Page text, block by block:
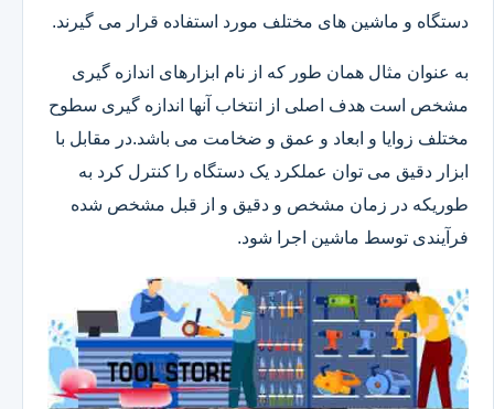
دستگاه و ماشین های مختلف مورد استفاده قرار می گیرند.
به عنوان مثال همان طور که از نام ابزارهای اندازه گیری
مشخص است هدف اصلی از انتخاب آنها اندازه گیری سطوح
مختلف زوایا و ابعاد و عمق و ضخامت می باشد.در مقابل با
ابزار دقیق می توان عملکرد یک دستگاه را کنترل کرد به
طوریکه در زمان مشخص و دقیق و از قبل مشخص شده
فرآیندی توسط ماشین اجرا شود.